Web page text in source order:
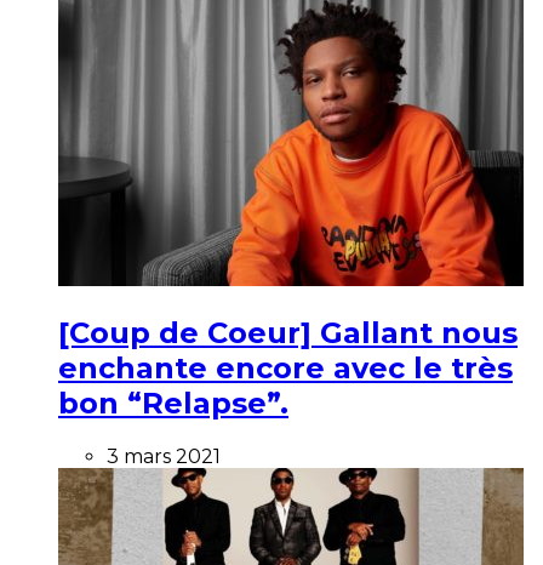
[Coup de Coeur] Gallant nous
enchante encore avec le très
bon “Relapse”.
3 mars 2021